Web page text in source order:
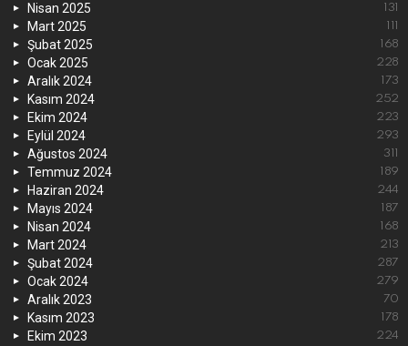
Nisan 2025 131
Mart 2025
Şubat 2025 168
Ocak 2025 228
Aralık 2024 173
Kasım 2024 252
Ekim 2024 223
Eylül 2024 293
Ağustos 2024 311
Temmuz 2024 189
Haziran 2024 244
Mayıs 2024 187
Nisan 2024 168
Mart 2024 213
Şubat 2024 287
Ocak 2024 279
Aralık 2023 70
Kasım 2023 178
Ekim 2023 224